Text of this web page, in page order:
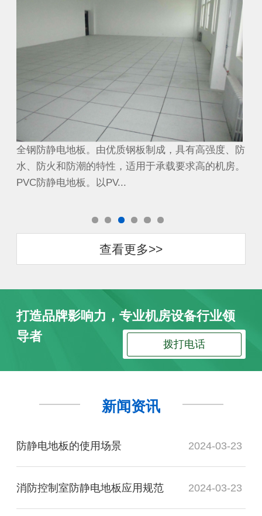
全钢防静电地板。由优质钢板制成，具有高强度、防
水、防火和防潮的特性，适用于承载要求高的机房。
PVC防静电地板。以PV...
查看更多>>
打造品牌影响力，专业机房设备行业领
导者
拨打电话
新闻资讯
防静电地板的使用场景 2024-03-23
消防控制室防静电地板应用规范 2024-03-23